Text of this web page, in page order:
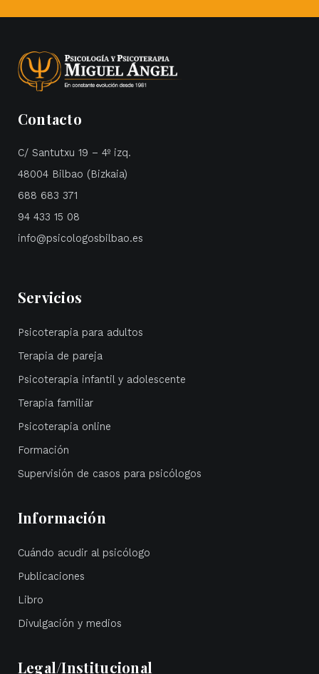
Contacto
C/ Santutxu 19 – 4º izq.
48004 Bilbao (Bizkaia)
688 683 371
94 433 15 08
info@psicologosbilbao.es
Servicios
Psicoterapia para adultos
Terapia de pareja
Psicoterapia infantil y adolescente
Terapia familiar
Psicoterapia online
Formación
Supervisión de casos para psicólogos
Información
Cuándo acudir al psicólogo
Publicaciones
Libro
Divulgación y medios
Legal/Institucional